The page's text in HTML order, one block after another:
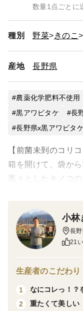
数量1点ごとに
種別 野菜 きのこ
産地 長野県
農薬化学肥料不使用
黒アワビタケ
長
長野県x黒アワビタケ
【前菌未到のコリ
箱を開けて、袋か
黒々としたキノコ
室内で育った黒あ
のを厳選してお届け
【豪雪地域にある
小林
長
21
生産者のこだわり
1
なにコレっ！？
2
重たくて美しい